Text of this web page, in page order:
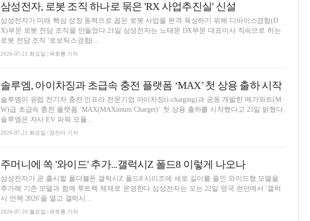
삼성전자, 로봇 조직 하나로 묶은 'RX 사업추진실' 신설
삼성전자가 미래 핵심 성장 동력으로 꼽은 로봇 사업을 본격 육성하기 위해 디바이스경험(D
X)부문 로봇 전담 조직을 만들었다.21일 삼성전자는 노태문 DX부문 대표이사 직속으로 하는
로봇 전담 조직 '로보틱스경험(...
2026-07-21 화요일 | 곽호룡 기자
솔루엠, 아이차징과 초급속 충전 플랫폼 ‘MAX’ 첫 상용 출하 시작
솔루엠이 유럽 전기차 충전 인프라 전문기업 아이차징(i-charging)과 공동 개발한 메가와트(M
W)급 초급속 충전 플랫폼 ‘MAX(MAXimum Charger)’ 첫 상용 출하를 시작했다고 21일 밝혔다.
솔루엠은 자사 EV 파워 모듈...
2026-07-21 화요일 | 정진아 기자
주머니에 쏙 '와이드' 추가...갤럭시Z 폴드8 이렇게 나오나
삼성전자가 곧 출시할 폴더블폰 갤럭시Z 폴드8 시리즈에 세로 길이를 줄인 와이드형 모델을
추가해 기존 모델과 함께 투트렉 체제로 운영한다.삼성전자는 오는 22일 영국 런던에서 '갤럭
시 언팩 2026'을 열고 갤럭시...
2026-07-20 월요일 | 곽호룡 기자